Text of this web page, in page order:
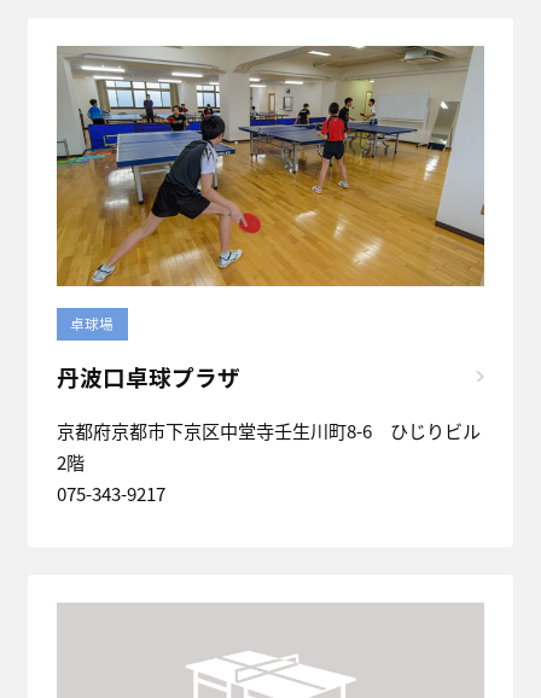
卓球場
丹波口卓球プラザ
京都府京都市下京区中堂寺壬生川町8-6 ひじりビル
2階
075-343-9217